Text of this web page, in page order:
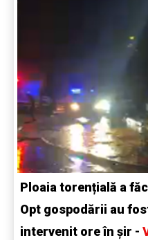
Ploaia torențială a
Opt gospodării au
intervenit ore în șir -